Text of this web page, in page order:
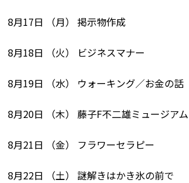
8月17日 （月） 掲示物作成
8月18日 （火） ビジネスマナー
8月19日 （水） ウォーキング／お金の話
8月20日 （木） 藤子F不二雄ミュージアム
8月21日 （金） フラワーセラピー
8月22日 （土） 謎解きはかき氷の前で